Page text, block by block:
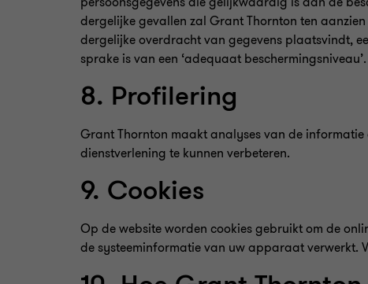
dergelijke gevallen zal Grant Thornton ten
dergelijke overdracht van gegevens plaatsvindt,
sprake is van een ‘adequaat beschermingsniveau’.
8. Profilering
Grant Thornton maakt analyses van de
dienstverlening te kunnen verbeteren.
9. Cookies
Op de website worden cookies gebruikt om de
de systeeminformatie van uw apparaat verwerkt.